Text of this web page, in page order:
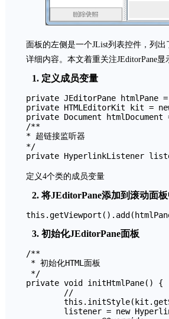
面板的左侧是一个JList列表控件，列
详细内容。本文着重关注JEditorPane
1. 定义成员变量
private JEditorPane htmlPane
private HTMLEditorKit kit =
private Document
/**
* 超链接监听器
*/
private HyperlinkListener
定义4个类的成员变量
2. 将JEditorPane添加到滚动面
3. 初始化JEditorPane面板
/**
* 初始化HTML面板
*/
private void initHtmlPane() {